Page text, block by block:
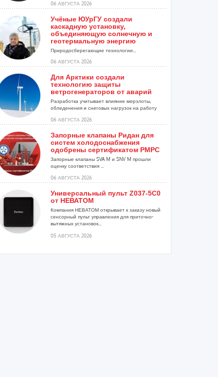
06 АВГУСТА 2026
Учёные ЮУрГУ создали
каскадную установку,
объединяющую солнечную и
геотермальную энергию
Природосберегающие технологии...
06 АВГУСТА 2026
Для Арктики создали
технологию защиты
ветрогенераторов от аварий
Разработка учитывает влияние мерзлоты,
обледенения и снеговых нагрузок на работу
06 АВГУСТА 2026
Запорные клапаны Ридан для
систем холодоснабжения
одобрены сертификатом РМРС
Запорные клапаны SVA M и SNV M прошли
оценку соответствия ...
06 АВГУСТА 2026
Универсальный пульт Z037-5C0
от НЕВАТОМ
Компания НЕВАТОМ открывает к заказу новый
сенсорный пульт управления для приточно-
вытяжных установок...
05 АВГУСТА 2026